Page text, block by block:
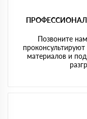
Позвоните
материалов и